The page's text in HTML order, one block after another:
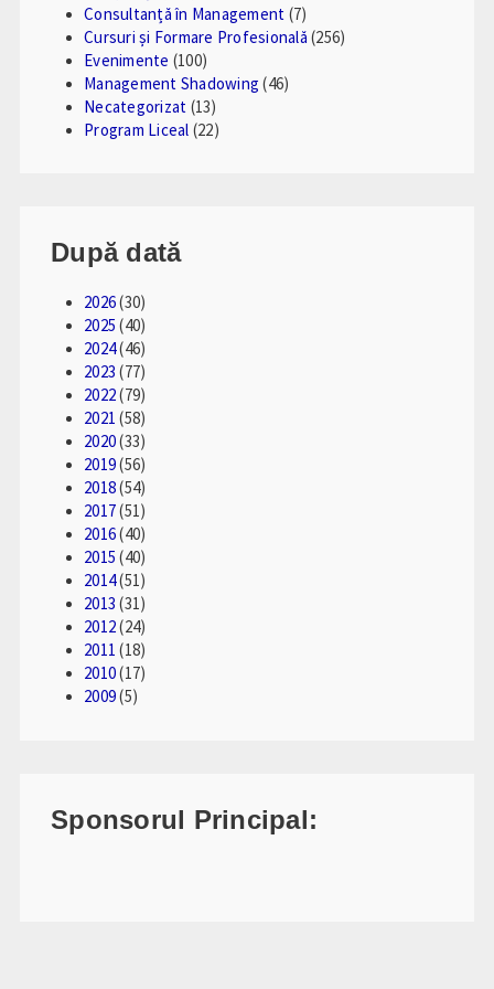
Consultanță în Management (7)
Cursuri și Formare Profesională (256)
Evenimente (100)
Management Shadowing (46)
Necategorizat (13)
Program Liceal (22)
După dată
2026(30)
2025 (40)
2024(46)
2023 (77)
2022(79)
2021 (58)
2020(33)
2019(56)
2018(54)
2017(51)
2016(40)
2015 (40)
2014(51)
2013 (31)
2012(24)
2011 (18)
2010(17)
2009(5)
Sponsorul Principal: